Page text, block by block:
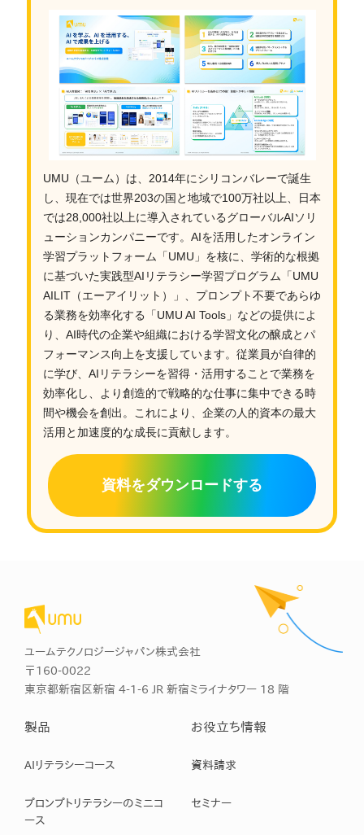
UMU（ユーム）は、2014年にシリコンバレーで誕生
し、現在では世界203の国と地域で100万社以上、日本
では28,000社以上に導入されているグローバルAIソリ
ューションカンパニーです。AIを活用したオンライン
学習プラットフォーム「UMU」を核に、学術的な根拠
に基づいた実践型AIリテラシー学習プログラム「UMU
AILIT（エーアイリット）」、プロンプト不要であらゆ
る業務を効率化する「UMU AI Tools」などの提供によ
り、AI時代の企業や組織における学習文化の醸成とパ
フォーマンス向上を支援しています。従業員が自律的
に学び、AIリテラシーを習得・活用することで業務を
効率化し、より創造的で戦略的な仕事に集中できる時
間や機会を創出。これにより、企業の人的資本の最大
活用と加速度的な成長に貢献します。
資料をダウンロードする
ユームテクノロジージャパン株式会社
〒160-0022
東京都新宿区新宿 4-1-6 JR 新宿ミライナタワー 18 階
製品
AIリテラシーコース
プロンプトリテラシーのミニコ
ース
お役立ち情報
資料請求
セミナー